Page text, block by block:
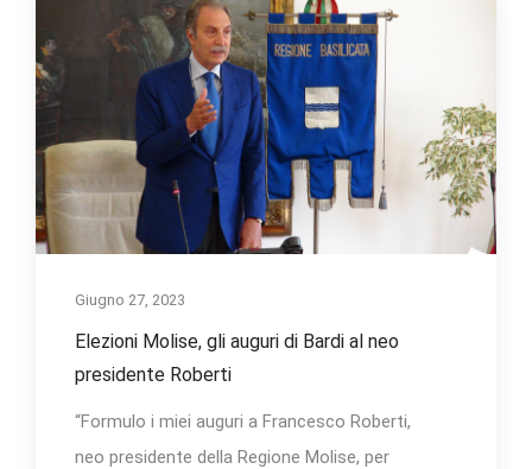
Giugno 27, 2023
Elezioni Molise, gli auguri di Bardi al neo
presidente Roberti
“Formulo i miei auguri a Francesco Roberti,
neo presidente della Regione Molise, per